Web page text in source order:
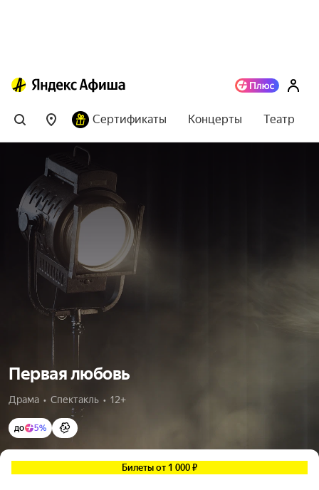
Сертификаты Концерты Театр
Первая любовь
Драма  •  Спектакль  •  12+
до 5%
Билеты от 1 000 ₽